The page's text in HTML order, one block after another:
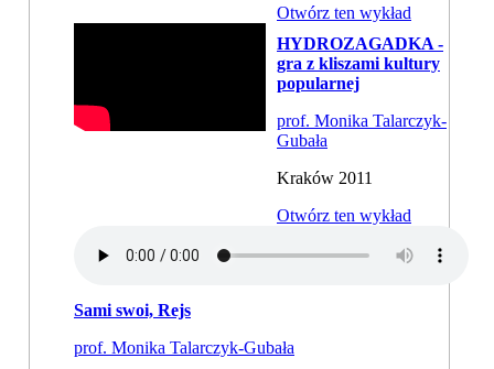
Otwórz ten wykład
HYDROZAGADKA -
gra z kliszami kultury
popularnej
prof. Monika Talarczyk-
Gubała
Kraków 2011
Otwórz ten wykład
Sami swoi, Rejs
prof. Monika Talarczyk-Gubała